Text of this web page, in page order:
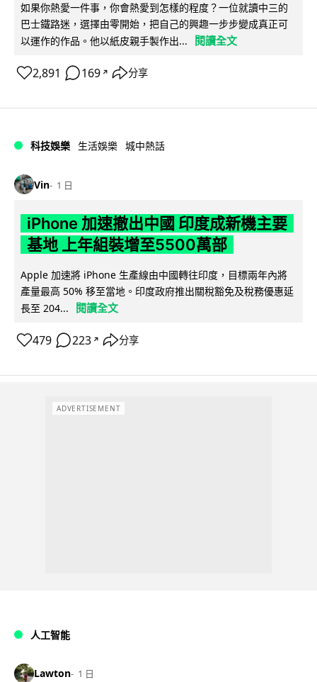
如果你熱愛一件事，你會熱愛到怎樣的程度？一位就讀中三的
巴士鐵路迷，選擇由零開始，把自己的興趣一步步變成真正可
以運作的作品。他以紙皮親手製作出...
閱讀全文
2,891 169 ↗ 分享
科技娛樂 生活娛樂 城中熱話
Vin 1 日
iPhone 加速撤出中國 印度成新機主要
基地 上年組裝增至5500萬部
Apple 加速將 iPhone 生產線由中國轉往印度，目標兩年內將
產量最高 50% 移至當地。印度政府推出關稅豁免及稅務優惠延
長至 204...
閱讀全文
479 223 ↗ 分享
ADVERTISEMENT
人工智能
Lawton 1 日